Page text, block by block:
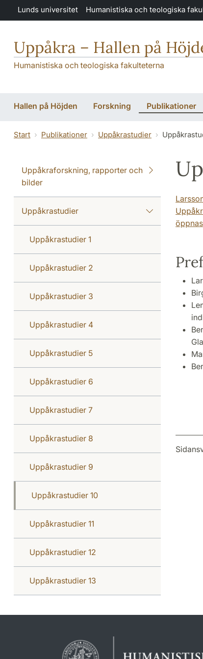
Hoppa till huvudinnehåll
Lunds universitet Humanistiska och teologiska
Uppåkra – Hallen på
Humanistiska och teologiska fakulteterna
Hallen på Höjden Forskning Publikationer
Start Publikationer Uppåkrastudier
Uppåkraforskning, rapporter och
bilder
Uppåkrastudier
Uppåkrastudier 1
Uppåkrastudier 2
Uppåkrastudier 3
Uppåkrastudier 4
Uppåkrastudier 5
Uppåkrastudier 6
Uppåkrastudier 7
Uppåkrastudier 8
Uppåkrastudier 9
Uppåkrastudier 10
Uppåkrastudier 11
Uppåkrastudier 12
Uppåkrastudier 13